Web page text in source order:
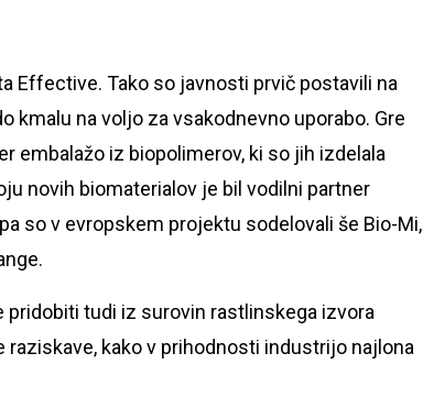
Effective. Tako so javnosti prvič postavili na
kmalu na voljo za vsakodnevno uporabo. Gre
embalažo iz biopolimerov, ki so jih izdelala
novih biomaterialov je bil vodilni partner
so v evropskem projektu sodelovali še Bio-Mi,
pridobiti tudi iz surovin rastlinskega izvora
kako v prihodnosti industrijo najlona